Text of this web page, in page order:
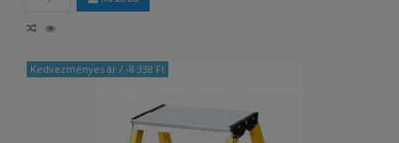
Kedvezményes ár/ -8 338 Ft